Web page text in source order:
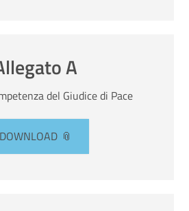
A
del Giudice di Pace
DOWNLOAD